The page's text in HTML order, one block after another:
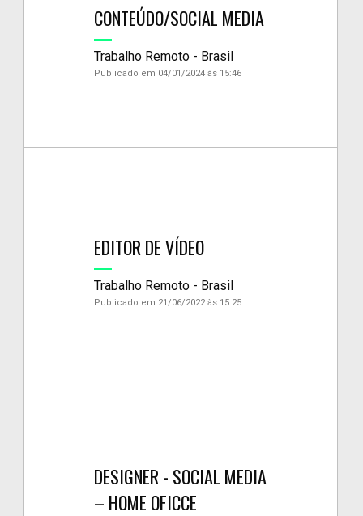
CONTEÚDO/SOCIAL MEDIA
Trabalho Remoto - Brasil
Publicado em 04/01/2024 às 15:46
EDITOR DE VÍDEO
Trabalho Remoto - Brasil
Publicado em 21/06/2022 às 15:25
DESIGNER - SOCIAL MEDIA
– HOME OFICCE